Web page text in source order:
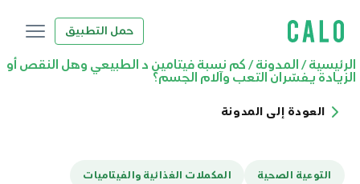
حمل التطبيق
الرئيسية/ المدونة/ كم نسبة فيتامين د الطبيعي وهل النقص أو
الزيادة يفسّران التعب وآلام الجسم؟
العودة إلى المدونة
التوعية الصحية المكملات الغذائية والفيتاميات